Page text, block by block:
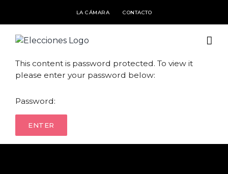
LA CÁMARA CONTACTO
This content is password protected. To view it
please enter your password below:
Password: